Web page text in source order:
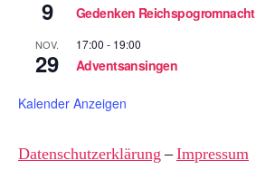
9 Gedenken Reichspogromnacht
NOV.
29
17:00 - 19:00
Adventsansingen
Kalender Anzeigen
Datenschutzerklärung–Impressum